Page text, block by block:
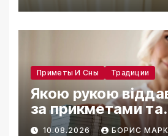
Приметы И Сны Традиции
Якою рукою
за прикметами та
традиціями
10.08.2026 БОРИС